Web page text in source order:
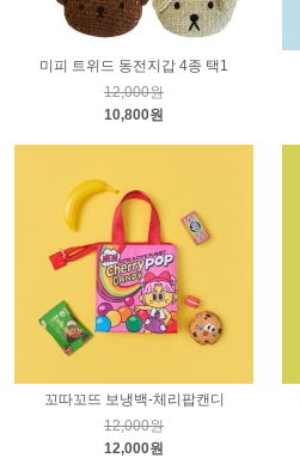
미피 트위드 동전지갑 4종 택1
12,000원
10,800원
꼬따꼬뜨 보냉백-체리팝캔디
12,000원
12,000원